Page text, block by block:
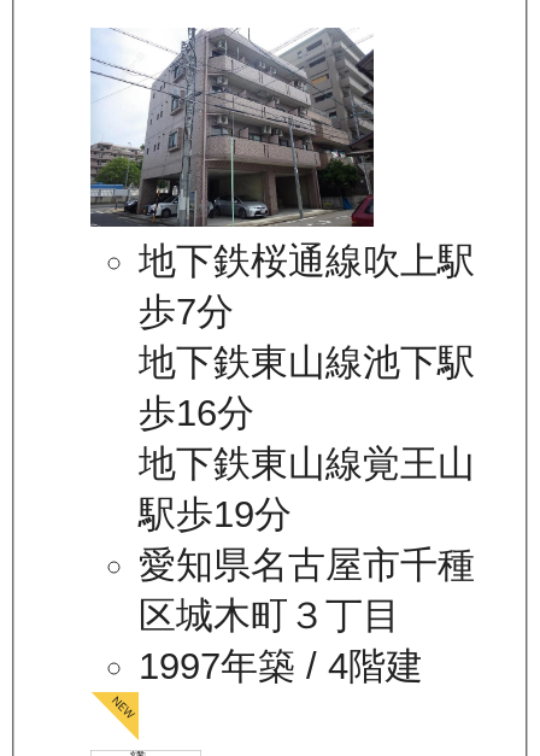
地下鉄桜通線吹上駅
歩7分
地下鉄東山線池下駅
歩16分
地下鉄東山線覚王山
駅歩19分
愛知県名古屋市千種
区城木町３丁目
1997年築 / 4階建